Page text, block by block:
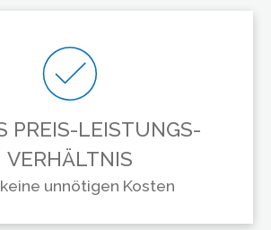
PREIS-LEISTUNGS-
VERHÄLTNIS
unnötigen Kosten